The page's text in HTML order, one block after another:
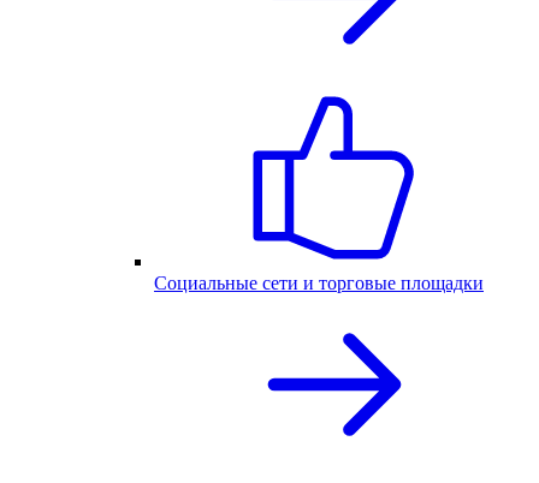
Социальные сети и торговые площадки